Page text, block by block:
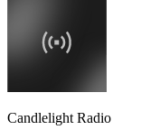
Candlelight Radio